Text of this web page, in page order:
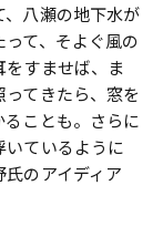
、八瀬の地下水が
て、そよぐ風の
すませば、ま
てきたら、窓を
ことも。さらに
いているように
のアイディア